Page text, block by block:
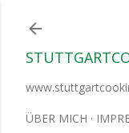
ÜBER MICH